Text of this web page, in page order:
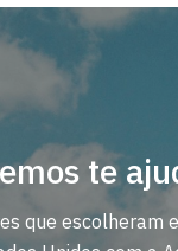
te
que escolheram